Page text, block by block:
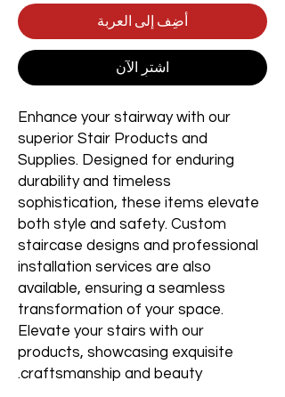
أضِف إلى العربة
اشترِ الآن
Enhance your stairway with our
superior Stair Products and
Supplies. Designed for enduring
durability and timeless
sophistication, these items elevate
both style and safety. Custom
staircase designs and professional
installation services are also
available, ensuring a seamless
transformation of your space.
Elevate your stairs with our
products, showcasing exquisite
craftsmanship and beauty.